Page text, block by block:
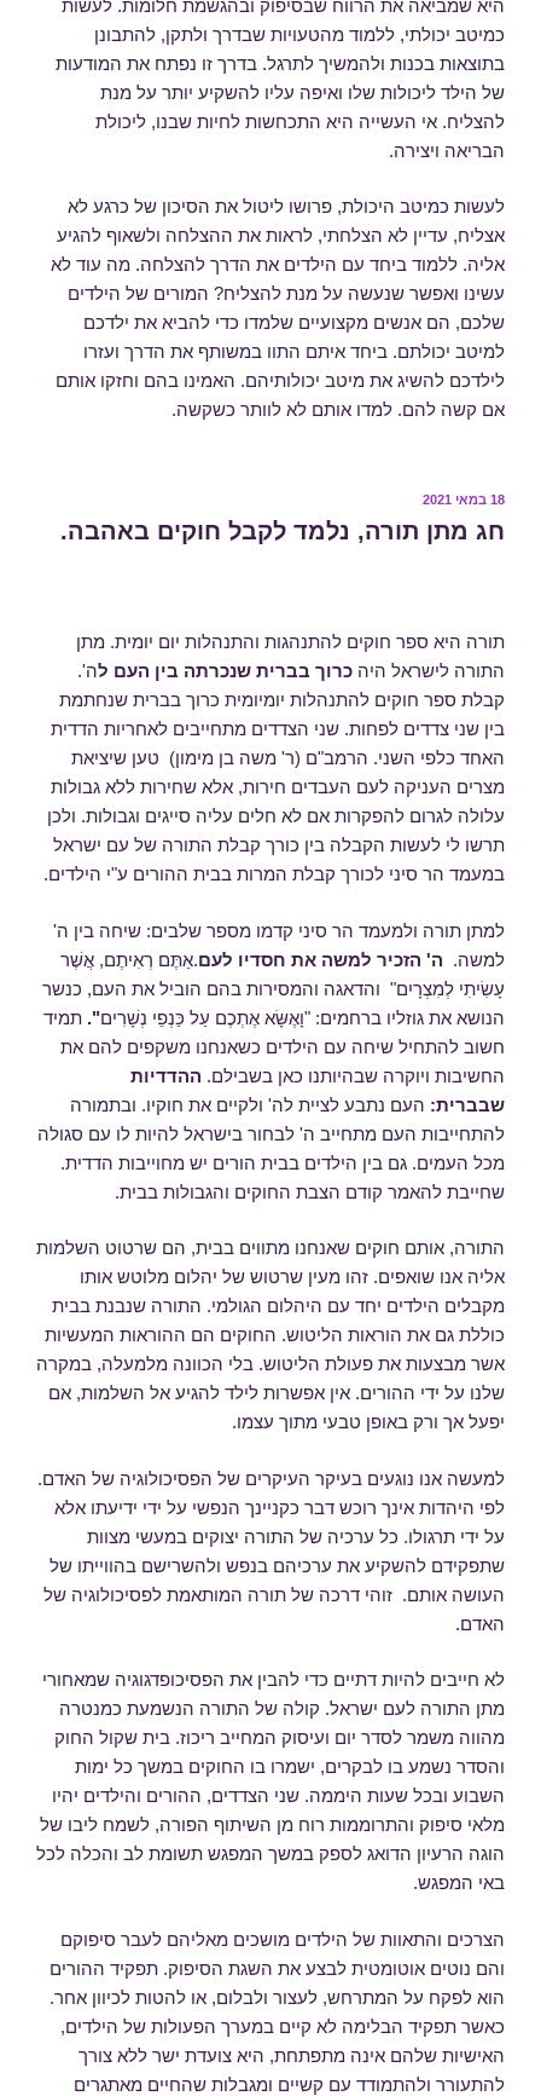
היא שמביאה את הרווח שבסיפוק ובהגשמת חלומות. לעשות
כמיטב יכולתי, ללמוד מהטעויות שבדרך ולתקן, להתבונן
בתוצאות בכנות ולהמשיך לתרגל. בדרך זו נפתח את המודעות
של הילד ליכולות שלו ואיפה עליו להשקיע יותר על מנת
להצליח. אי העשייה היא התכחשות לחיות שבנו, ליכולת
הבריאה ויצירה.
לעשות כמיטב היכולת, פרושו ליטול את הסיכון של כרגע לא
אצליח, עדיין לא הצלחתי, לראות את ההצלחה ולשאוף להגיע
אליה. ללמוד ביחד עם הילדים את הדרך להצלחה. מה עוד לא
עשינו ואפשר שנעשה על מנת להצליח? המורים של הילדים
שלכם, הם אנשים מקצועיים שלמדו כדי להביא את ילדכם
למיטב יכולתם. ביחד איתם התוו במשותף את הדרך ועזרו
לילדכם להשיג את מיטב יכולותיהם. האמינו בהם וחזקו אותם
אם קשה להם. למדו אותם לא לוותר כשקשה.
פורסם
18 במאי 2021
חג מתן תורה, נלמד לקבל חוקים באהבה.
תורה היא ספר חוקים להתנהגות והתנהלות יום יומית. מתן
התורה לישראל היה כרוך בברית שנכרתה בין העם לה'.
קבלת ספר חוקים להתנהלות יומיומית כרוך בברית שנחתמת
בין שני צדדים לפחות. שני הצדדים מתחייבים לאחריות הדדית
האחד כלפי השני. הרמב"ם (ר' משה בן מימון) טען שיציאת
מצרים העניקה לעם העבדים חירות, אלא שחירות ללא גבולות
עלולה לגרום להפקרות אם לא חלים עליה סייגים וגבולות. ולכן
תרשו לי לעשות הקבלה בין כורך קבלת התורה של עם ישראל
במעמד הר סיני לכורך קבלת המרות בבית ההורים ע"י הילדים.
למתן תורה ולמעמד הר סיני קדמו מספר שלבים: שיחה בין ה'
למשה. ה' הזכיר למשה את חסדיו לעם.אַתֶּם רְאִיתֶם, אֲשֶׁר
עָשִׂיתִי לְמִצְרָיִם" והדאגה והמסירות בהם הוביל את העם, כנשר
הנושא את גוזליו ברחמים: "וָאֶשָּׂא אֶתְכֶם עַל כַּנְפֵי נְשָׁרִים". תמיד
חשוב להתחיל שיחה עם הילדים כשאנחנו משקפים להם את
החשיבות ויוקרה שבהיותנו כאן בשבילם. ההדדיות
שבברית: העם נתבע לציית לה' ולקיים את חוקיו. ובתמורה
להתחייבות העם מתחייב ה' לבחור בישראל להיות לו עם סגולה
מכל העמים. גם בין הילדים בבית הורים יש מחוייבות הדדית.
שחייבת להאמר קודם הצבת החוקים והגבולות בבית.
התורה, אותם חוקים שאנחנו מתווים בבית, הם שרטוט השלמות
אליה אנו שואפים. זהו מעין שרטוש של יהלום מלוטש אותו
מקבלים הילדים יחד עם היהלום הגולמי. התורה שנבנת בבית
כוללת גם את הוראות הליטוש. החוקים הם ההוראות המעשיות
אשר מבצעות את פעולת הליטוש. בלי הכוונה מלמעלה, במקרה
שלנו על ידי ההורים. אין אפשרות לילד להגיע אל השלמות, אם
יפעל אך ורק באופן טבעי מתוך עצמו.
למעשה אנו נוגעים בעיקר העיקרים של הפסיכולוגיה של האדם.
לפי היהדות אינך רוכש דבר כקניינך הנפשי על ידי ידיעתו אלא
על ידי תרגולו. כל ערכיה של התורה יצוקים במעשי מצוות
שתפקידם להשקיע את ערכיהם בנפש ולהשרישם בהווייתו של
העושה אותם. זוהי דרכה של תורה המותאמת לפסיכולוגיה של
האדם.
לא חייבים להיות דתיים כדי להבין את הפסיכופדגוגיה שמאחורי
מתן התורה לעם ישראל. קולה של התורה הנשמעת כמנטרה
מהווה משמר לסדר יום ועיסוק המחייב ריכוז. בית שקול החוק
והסדר נשמע בו לבקרים, ישמרו בו החוקים במשך כל ימות
השבוע ובכל שעות היממה. שני הצדדים, ההורים והילדים יהיו
מלאי סיפוק והתרוממות רוח מן השיתוף הפורה, לשמח ליבו של
הוגה הרעיון הדואג לספק במשך המפגש תשומת לב והכלה לכל
באי המפגש.
הצרכים והתאוות של הילדים מושכים מאליהם לעבר סיפוקם
והם נוטים אוטומטית לבצע את השגת הסיפוק. תפקיד ההורים
הוא לפקח על המתרחש, לעצור ולבלום, או להטות לכיוון אחר.
כאשר תפקיד הבלימה לא קיים במערך הפעולות של הילדים,
האישיות שלהם אינה מתפתחת, היא צועדת ישר ללא צורך
להתעורר ולהתמודד עם קשיים ומגבלות שהחיים מאתגרים